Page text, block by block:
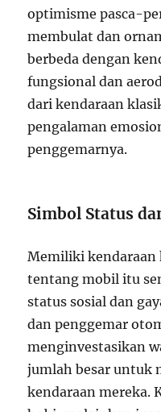
optimisme pasca-
membulat dan
berbeda dengan
fungsional dan
dari kendaraan
pengalaman
penggemarnya.
Simbol Status
Memiliki kendaraan
tentang mobil itu
status sosial dan
dan penggemar
menginvestasikan
jumlah besar untuk
kendaraan mereka.